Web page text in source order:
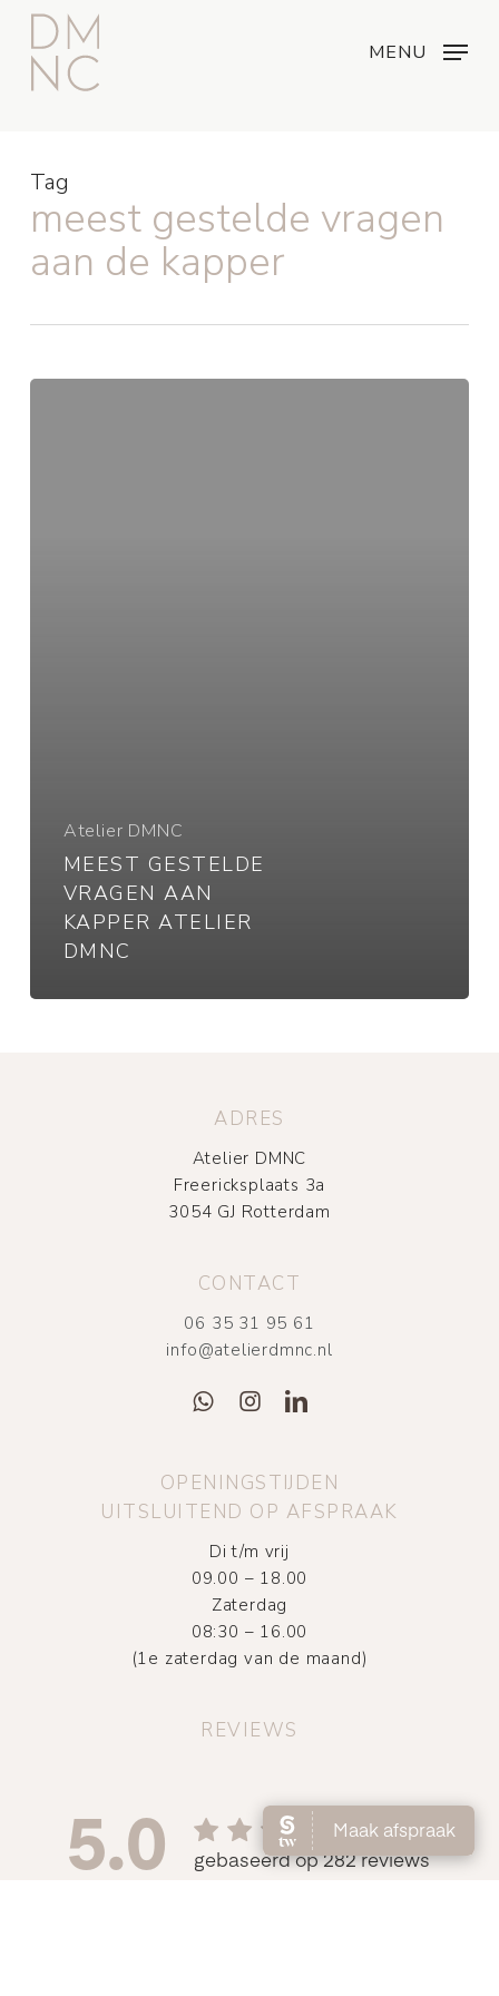
Skip
main
content
MENU
Tag
meest gestelde vragen
aan de kapper
Atelier DMNC
MEEST GESTELDE
VRAGEN AAN
KAPPER ATELIER
DMNC
ADRES
Atelier DMNC
Freericksplaats 3a
3054 GJ Rotterdam
CONTACT
06 35 31 95 61
info@atelierdmnc.nl
OPENINGSTIJDEN
UITSLUITEND OP AFSPRAAK
Di t/m vrij
09.00 – 18.00
Zaterdag
08:30 – 16.00
(1e zaterdag van de maand)
REVIEWS